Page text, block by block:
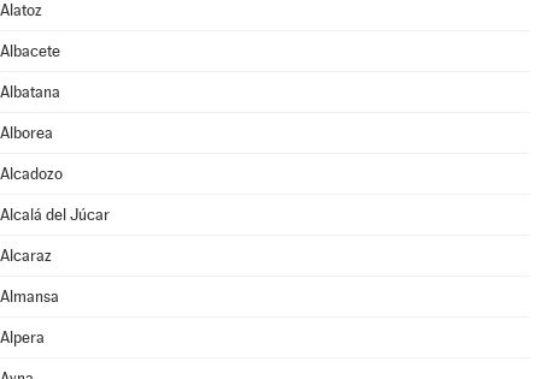
Alatoz
Albacete
Albatana
Alborea
Alcadozo
Alcalá del Júcar
Alcaraz
Almansa
Alpera